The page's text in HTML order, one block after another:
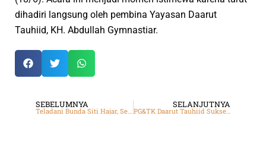
dihadiri langsung oleh pembina Yayasan Daarut
Tauhiid, KH. Abdullah Gymnastiar.
SEBELUMNYA
Teladani Bunda Siti Hajar, Sekolah Ibu PG&TK Daarut Tauhiid Tanamkan Nilai Ketangguhan
SELANJUTNYA
PG&TK Daarut Tauhiid Sukses Gelar Pentas Seni dan Pembagian Rapor, Ini Pesan Aa Gym!